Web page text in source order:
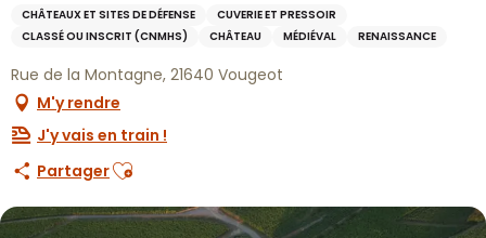
CHÂTEAUX ET SITES DE DÉFENSE
CUVERIE ET PRESSOIR
CLASSÉ OU INSCRIT (CNMHS)
CHÂTEAU MÉDIÉVAL RENAISSANCE
Rue de la Montagne, 21640 Vougeot
M'y rendre
J'y vais en train !
PartagerAjouter aux favoris